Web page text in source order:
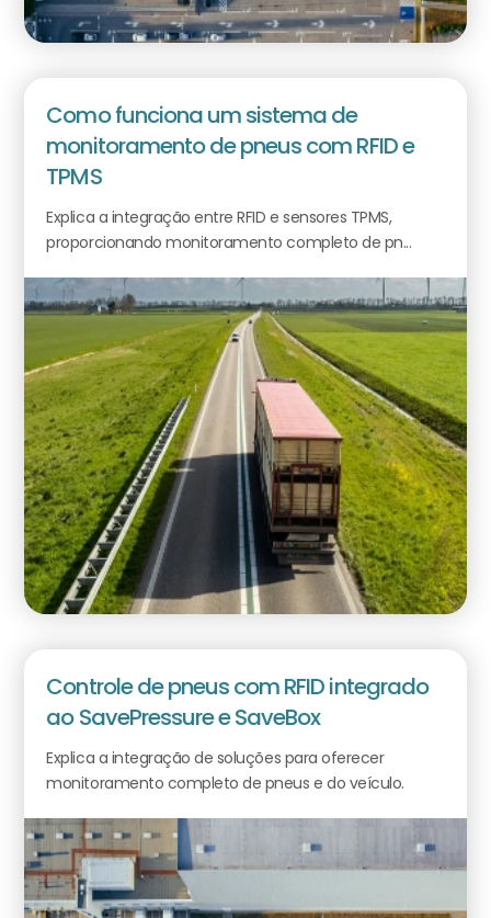
Como funciona um sistema de
monitoramento de pneus com RFID e
TPMS
Explica a integração entre RFID e sensores TPMS,
proporcionando monitoramento completo de pn...
Controle de pneus com RFID integrado
ao SavePressure e SaveBox
Explica a integração de soluções para oferecer
monitoramento completo de pneus e do veículo.